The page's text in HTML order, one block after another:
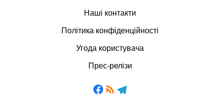
Наші контакти
Політика конфіденційності
Угода користувача
Прес-релізи